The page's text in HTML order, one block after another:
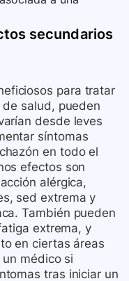
secundarios
para tratar
salud, pueden
desde leves
síntomas
en todo el
efectos son
alérgica,
sed extrema y
También pueden
extrema, y
en ciertas áreas
médico si
tras iniciar un